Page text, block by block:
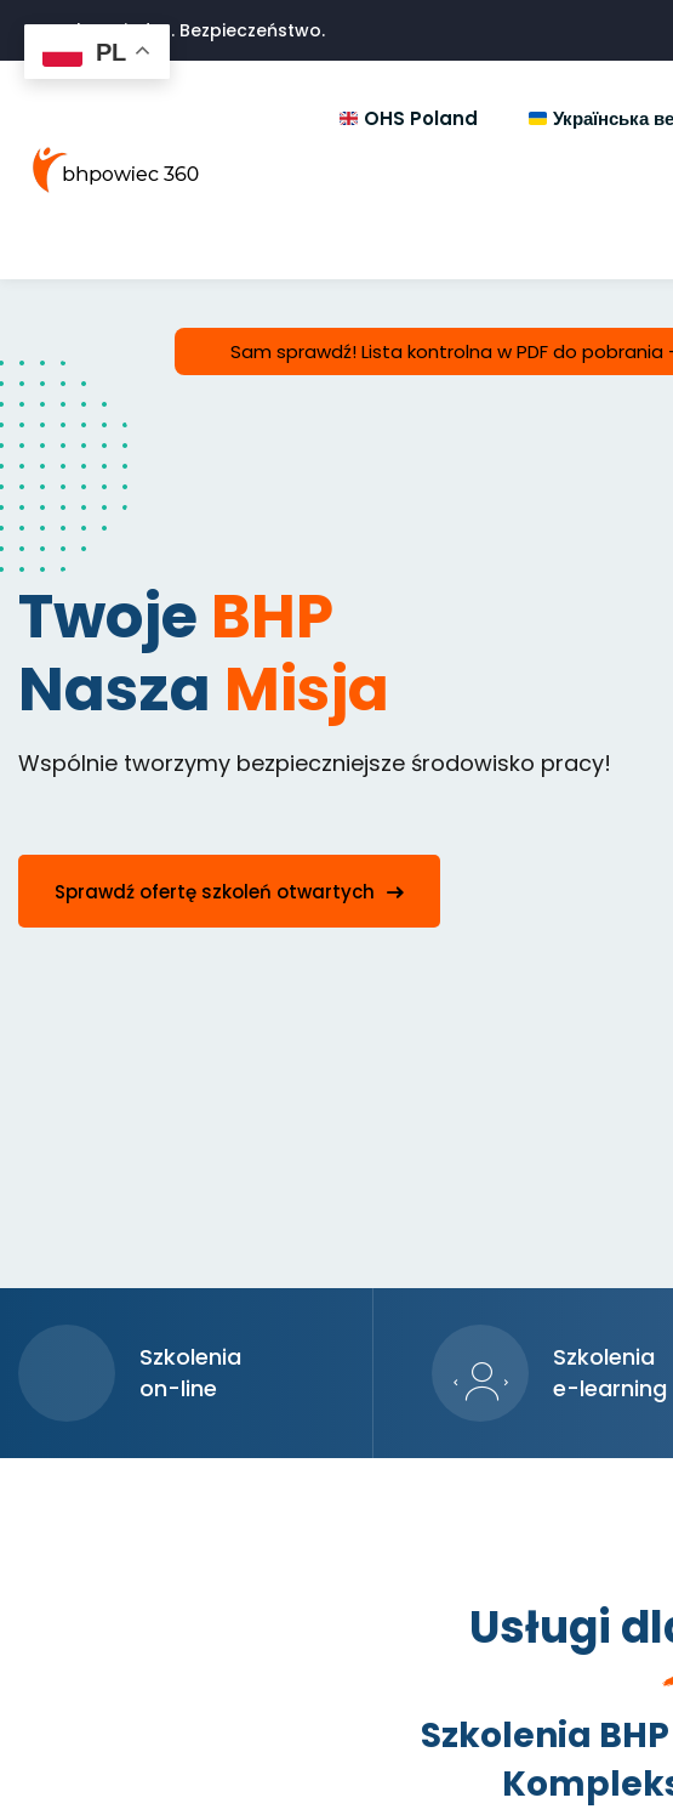
Troska. Wiedza. Bezpieczeństwo.
OHS Poland Українська
Sam sprawdź! Lista kontrolna w PDF do pobrania
Twoje BHP
Nasza Misja
Wspólnie tworzymy bezpieczniejsze środowisko pracy!
Sprawdź ofertę szkoleń otwartych
Szkolenia
on-line
Szkolenia
e-learning
Usługi
Szkolenia
PL